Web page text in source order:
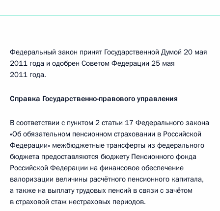
Федеральный закон принят Государственной Думой 20 мая
2011 года и одобрен Советом Федерации 25 мая
2011 года.
Справка Государственно-правового управления
В соответствии с пунктом 2 статьи 17 Федерального закона
«Об обязательном пенсионном страховании в Российской
Федерации» межбюджетные трансферты из федерального
бюджета предоставляются бюджету Пенсионного фонда
Российской Федерации на финансовое обеспечение
валоризации величины расчётного пенсионного капитала,
а также на выплату трудовых пенсий в связи с зачётом
в страховой стаж нестраховых периодов.